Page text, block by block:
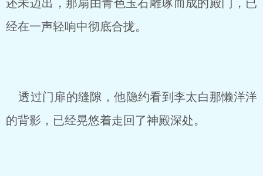
还未迈出，那扇由青色玉石雕琢而成的殿门，已
经在一声轻响中彻底合拢。
透过门扉的缝隙，他隐约看到李太白那懒洋洋
的背影，已经晃悠着走回了神殿深处。